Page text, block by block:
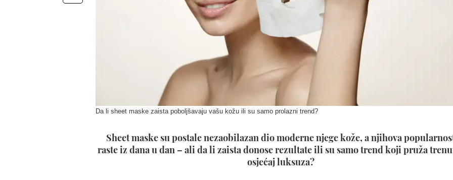
Da li sheet maske zaista poboljšavaju vašu kožu ili su samo prolazni trend?
Sheet maske su postale nezaobilazan dio moderne njege kože, a njihova
raste iz dana u dan – ali da li zaista donose rezultate ili su samo trend koji pruža
osjećaj luksuza?